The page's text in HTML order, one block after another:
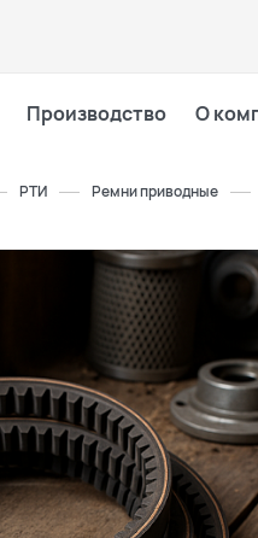
Производство О
РТИ Ремни приводные